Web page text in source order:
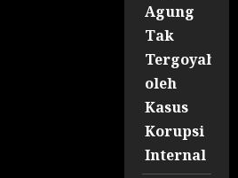
Agung
Tak
oleh
Kasus
Korupsi
Internal